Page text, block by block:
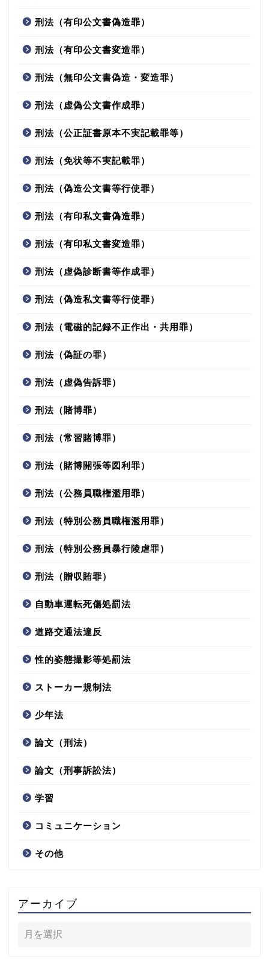
刑法（有印公文書偽造罪）
刑法（有印公文書変造罪）
刑法（無印公文書偽造・変造罪）
刑法（虚偽公文書作成罪）
刑法（公正証書原本不実記載罪等）
刑法（免状等不実記載罪）
刑法（偽造公文書等行使罪）
刑法（有印私文書偽造罪）
刑法（有印私文書変造罪）
刑法（虚偽診断書等作成罪）
刑法（偽造私文書等行使罪）
刑法（電磁的記録不正作出・共用罪）
刑法（偽証の罪）
刑法（虚偽告訴罪）
刑法（賭博罪）
刑法（常習賭博罪）
刑法（賭博開張等図利罪）
刑法（公務員職権濫用罪）
刑法（特別公務員職権濫用罪）
刑法（特別公務員暴行陵虐罪）
刑法（贈収賄罪）
自動車運転死傷処罰法
道路交通法違反
性的姿態撮影等処罰法
ストーカー規制法
少年法
論文（刑法）
論文（刑事訴訟法）
学習
コミュニケーション
その他
アーカイブ